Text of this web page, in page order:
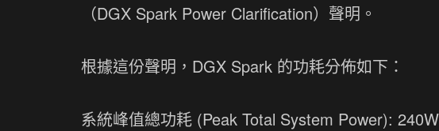
（DGX Spark Power Clarification）聲明。
根據這份聲明，DGX Spark 的功耗分佈如下：
系統峰值總功耗 (Peak Total System Power): 240W